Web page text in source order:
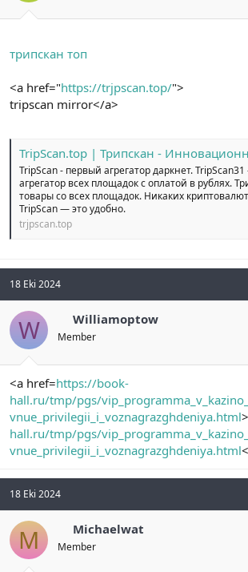
трипскан топ
<a href="https://trjpscan.top/">
tripscan mirror</a>
TripScan.top | Трипскан -
TripScan - первый агрегатор даркнет.
агрегатор всех площадок с оплатой в рублях.
товары со всех площадок. Никаких
TripScan — это удобно.
trjpscan.top
18 Eki 2024
W Williamoptow
Member
<a href=https://book-
hall.ru/tmp/pgs/
vnue_privilegii_i_voznagrazghdeniya.html>
hall.ru/tmp/pgs/
vnue_privilegii_i_voznagrazghdeniya.html
18 Eki 2024
M Michaelwat
Member